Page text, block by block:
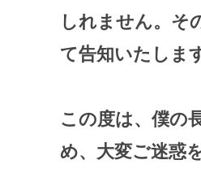
しれません。そ
て告知いたしま
この度は、僕の
め、大変ご迷惑